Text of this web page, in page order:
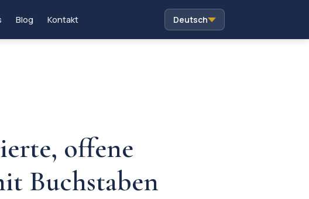
Blog Kontakt Deutsch
offene
Buchstaben